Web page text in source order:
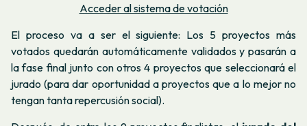
Acceder al sistema de votación
El proceso va a ser el siguiente: Los 5 proyectos más
votados quedarán automáticamente validados y pasarán a
la fase final junto con otros 4 proyectos que seleccionará el
jurado (para dar oportunidad a proyectos que a lo mejor no
tengan tanta repercusión social).